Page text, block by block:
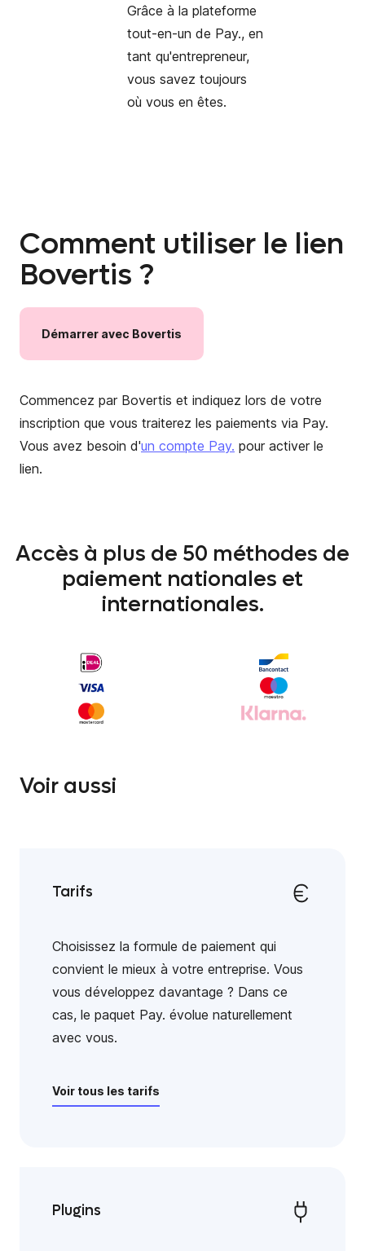
Grâce à la plateforme
tout-en-un de Pay., en
tant qu'entrepreneur,
vous savez toujours
où vous en êtes.
Comment utiliser le lien
Bovertis ?
Démarrer avec Bovertis
Commencez par Bovertis et indiquez lors de votre
inscription que vous traiterez les paiements via Pay.
Vous avez besoin d'un compte Pay. pour activer le
lien.
Accès à plus de 50 méthodes de
paiement nationales et
internationales.
Voir aussi
Tarifs
Choisissez la formule de paiement qui
convient le mieux à votre entreprise. Vous
vous développez davantage ? Dans ce
cas, le paquet Pay. évolue naturellement
avec vous.
Voir tous les tarifs
Plugins